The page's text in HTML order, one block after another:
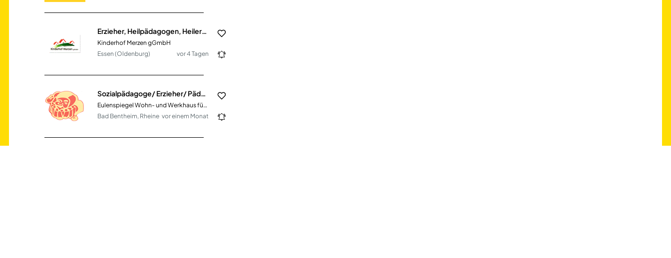
Erzieher, Heilpädagogen, Heilerziehungspfleger, Sozialpädagogen
Kinderhof Merzen gGmbH
Essen (Oldenburg)
vor 4 Tagen
Sozialpädagoge/ Erzieher/ Pädagogische Fachkraft (m/w/d)
Eulenspiegel Wohn- und Werkhaus für Kinder und Jugendliche e.V.
Bad Bentheim, Rheine vor einem Monat